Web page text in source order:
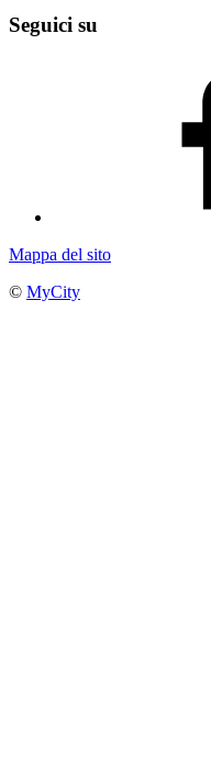
Seguici su
Mappa del sito
© MyCity